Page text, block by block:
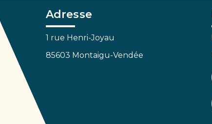
Adresse
1 rue Henri-Joyau
85603 Montaigu-Vendée